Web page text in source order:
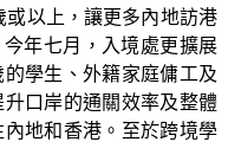
以上，讓更多內地訪港
年七月，入境處更擴展
學生、外籍家庭傭工及
口岸的通關效率及整體
地和香港。至於跨境學